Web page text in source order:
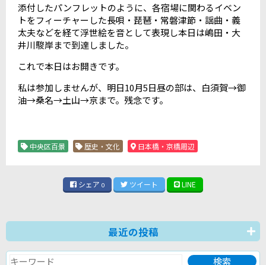
添付したパンフレットのように、各宿場に関わるイベン
トをフィーチャーした長唄・琵琶・常磐津節・謡曲・義
太夫などを経て浮世絵を音として表現し本日は嶋田・大
井川駿岸まで到達しました。
これで本日はお開きです。
私は参加しませんが、明日10月5日昼の部は、白須賀→御
油→桑名→土山→京まで。残念です。
中央区百景 歴史・文化 日本橋・京橋周辺
シェア 0 ツイート LINE
最近の投稿